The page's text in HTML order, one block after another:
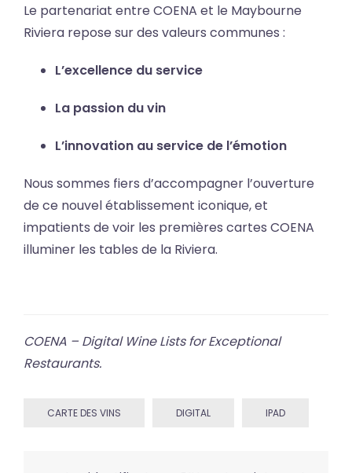
Le partenariat entre COENA et le Maybourne
Riviera repose sur des valeurs communes :
L’excellence du service
La passion du vin
L’innovation au service de l’émotion
Nous sommes fiers d’accompagner l’ouverture
de ce nouvel établissement iconique, et
impatients de voir les premières cartes COENA
illuminer les tables de la Riviera.
COENA – Digital Wine Lists for Exceptional
Restaurants.
CARTE DES VINS DIGITAL IPAD